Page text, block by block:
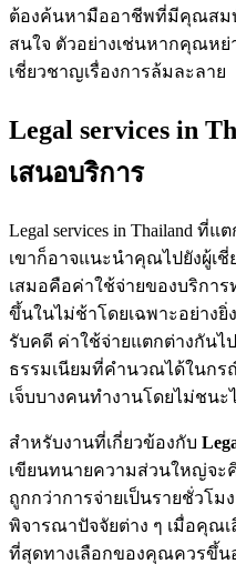
ต้องค้นหามืออาชีพที่มีคุณส
สนใจ ตัวอย่างเช่นหากคุณห
เชี่ยวชาญเรื่องการล้มละลาย
Legal services in
เสนอบริการ
Legal services in Thailand
เขาก็อาจแนะนำคุณไปยังผู้เ
เสมอคือค่าใช้จ่ายของบริกา
ขึ้นในไม่ช้าโดยเฉพาะอย่าง
รับคดี ค่าใช้จ่ายแตกต่างกันไ
ธรรมเนียมที่คำนวณได้ในก
เจ็บบางคนทำงานโดยไม่ชน
สำหรับงานที่เกี่ยวข้องกับ
เขียนทนายความส่วนใหญ่จะ
ถูกกว่าการจ่ายเป็นรายชั่วโ
พิจารณาปัจจัยต่าง ๆ เมื่อคุณ
ที่สุดทางเลือกของคุณควรขึ้น